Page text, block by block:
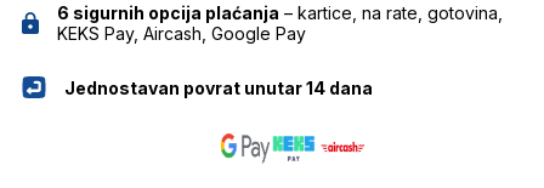
6 sigurnih opcija plaćanja – kartice, na rate, gotovina,
KEKS Pay, Aircash, Google Pay
Jednostavan povrat unutar 14 dana